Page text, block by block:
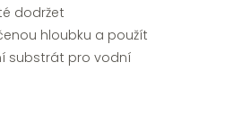
dodržet
hloubku a použít
substrát pro vodní